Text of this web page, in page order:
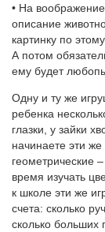
• На
описание
картинку по
А потом
ему будет
Одну и ту же
ребенка
глазки, у зайки
начинаете эти
геометрические
время изучать
к школе эти же
счета: сколько
сколько больших